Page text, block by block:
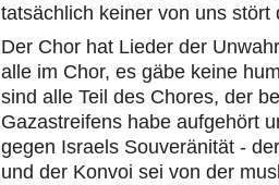
tatsächlich keiner von uns stört
Der Chor hat Lieder der
alle im Chor, es gäbe keine
sind alle Teil des Chores, der
Gazastreifens habe aufgehört
gegen Israels Souveränität -
und der Konvoi sei von der